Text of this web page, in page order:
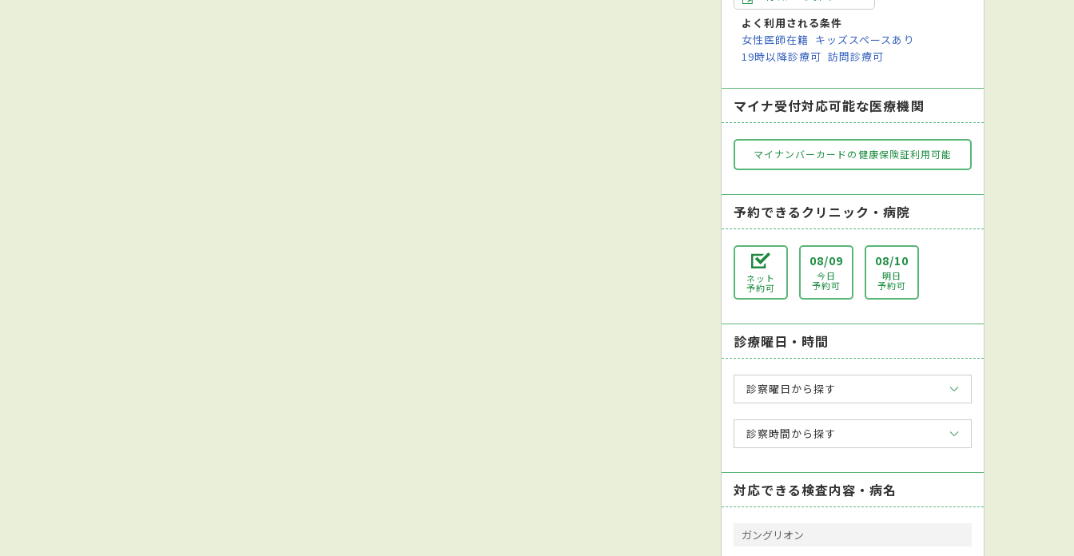
よく利用される条件
女性医師在籍 キッズスペースあり
19時以降診療可 訪問診療可
マイナ受付対応可能な医療機関
マイナンバーカードの健康保険証利用可能
予約できるクリニック・病院
ネット
予約可
08/09
今日
予約可
08/10
明日
予約可
診療曜日・時間
診察曜日から探す
診察時間から探す
対応できる検査内容・病名
ガングリオン